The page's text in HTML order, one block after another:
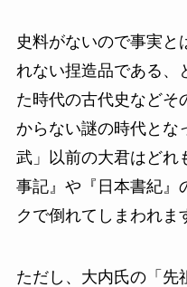
史料がないので事実と
れない捏造品である、
た時代の古代史などそ
からない謎の時代とな
武」以前の大君はどれ
事記』や『日本書紀』
クで倒れてしまわれま
ただし、大内氏の「先